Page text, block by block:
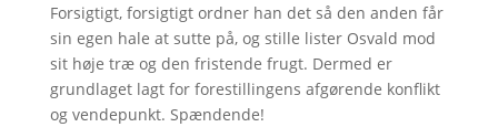
Forsigtigt, forsigtigt ordner han det så den anden får
sin egen hale at sutte på, og stille lister Osvald mod
sit høje træ og den fristende frugt. Dermed er
grundlaget lagt for forestillingens afgørende konflikt
og vendepunkt. Spændende!